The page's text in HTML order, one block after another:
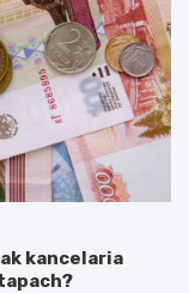
kancelaria